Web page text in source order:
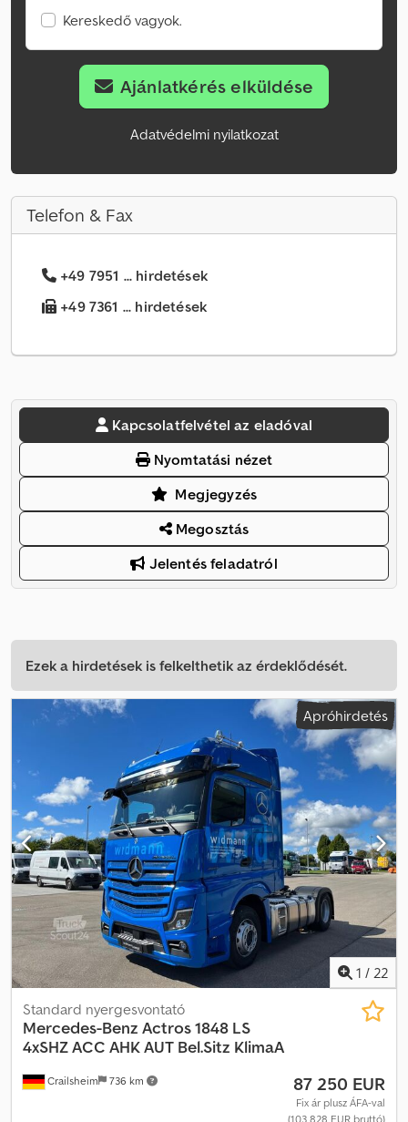
Kereskedő vagyok.
Ajánlatkérés elküldése
Adatvédelmi nyilatkozat
Telefon & Fax
+49 7951 ... hirdetések
+49 7361 ... hirdetések
Kapcsolatfelvétel az eladóval
Nyomtatási nézet
Megjegyzés
Megosztás
Jelentés feladatról
Ezek a hirdetések is felkelthetik az érdeklődését.
Apróhirdetés
1 / 22
Crailsheim 736 km
Standard nyergesvontató
Mercedes-Benz Actros 1848 LS
4xSHZ ACC AHK AUT Bel.Sitz KlimaA
87 250 EUR
Fix ár plusz ÁFA-val
(103 828 EUR bruttó)